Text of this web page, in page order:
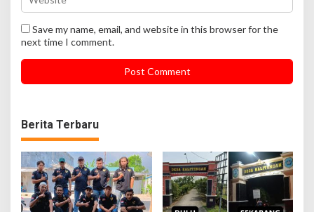
Save my name, email, and website in this browser for the
next time I comment.
Berita Terbaru